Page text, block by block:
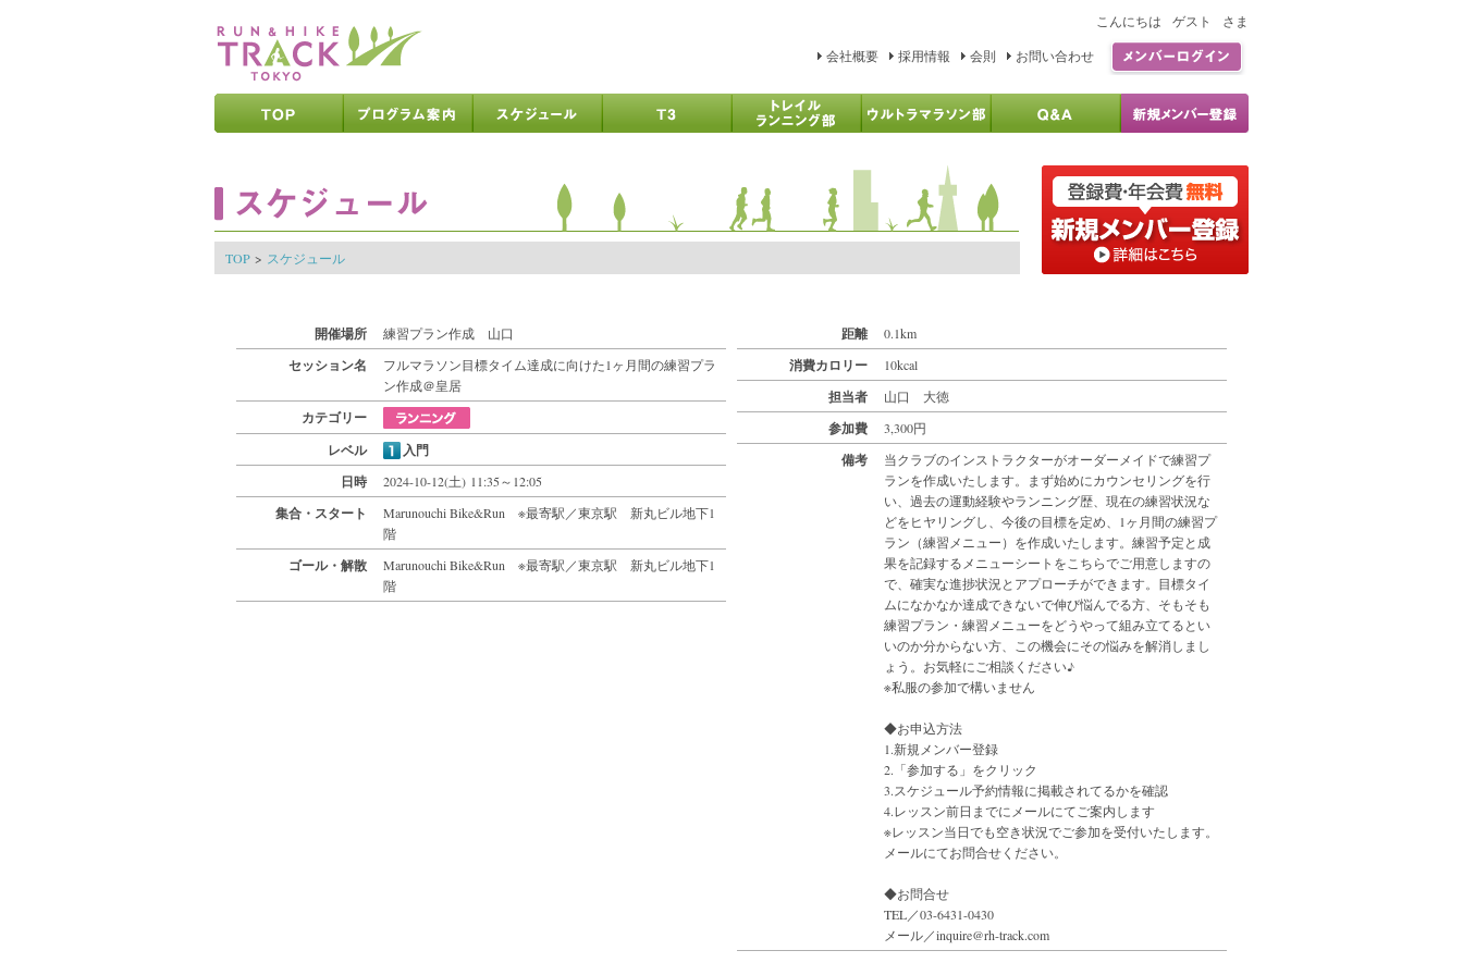
こんにちは ゲスト
さま
会社概要
採用情報 会則 お問い合わせ
TOP > スケジュール
開催場所 練習プラン作成 山口
セッション名
フルマラソン目標タイム達成に向けた1ヶ月間の練習プラ
ン作成＠皇居
カテゴリー
レベル
入門
日時
2024-10-12(土) 11:35～12:05
集合・スタート
Marunouchi Bike&Run ※最寄駅／東京駅 新丸ビル地下1
階
ゴール・解散
Marunouchi Bike&Run ※最寄駅／東京駅 新丸ビル地下1
階
距離 0.1km
消費カロリー 10kcal
担当者 山口 大徳
参加費 3,300円
備考
当クラブのインストラクターがオーダーメイドで練習プ
ランを作成いたします。まず始めにカウンセリングを行
い、過去の運動経験やランニング歴、現在の練習状況な
どをヒヤリングし、今後の目標を定め、1ヶ月間の練習プ
ラン（練習メニュー）を作成いたします。練習予定と成
果を記録するメニューシートをこちらでご用意しますの
で、確実な進捗状況とアプローチができます。目標タイ
ムになかなか達成できないで伸び悩んでる方、そもそも
練習プラン・練習メニューをどうやって組み立てるとい
いのか分からない方、この機会にその悩みを解消しまし
ょう。お気軽にご相談ください♪
※私服の参加で構いません
◆お申込方法
1.新規メンバー登録
2.「参加する」をクリック
3.スケジュール予約情報に掲載されてるかを確認
4.レッスン前日までにメールにてご案内します
※レッスン当日でも空き状況でご参加を受付いたします。
メールにてお問合せください。
◆お問合せ
TEL／03-6431-0430
メール／inquire@rh-track.com